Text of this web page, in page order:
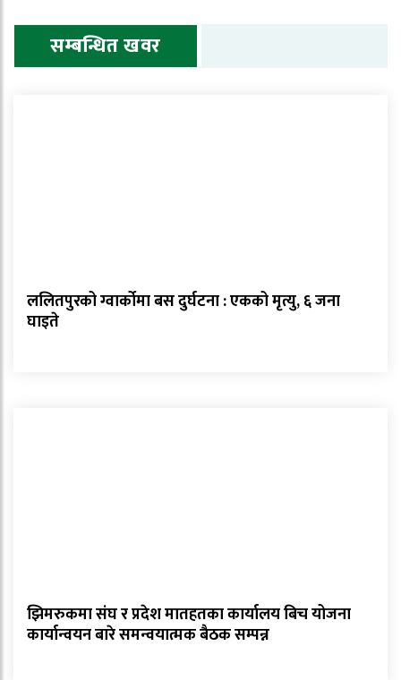
सम्बन्धित खवर
ललितपुरको ग्वार्कोमा बस दुर्घटना : एकको मृत्यु, ६ जना
घाइते
झिमरुकमा संघ र प्रदेश मातहतका कार्यालय बिच योजना
कार्यान्वयन बारे समन्वयात्मक बैठक सम्पन्न